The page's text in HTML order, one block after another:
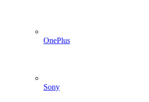
OnePlus
Sony